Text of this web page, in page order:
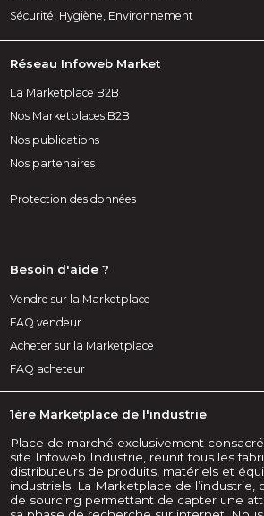
Sécurité, Hygiène, Environnement
Réseau Infoweb Market
La Marketplace B2B
Nos Marketplaces B2B
Nos publications
Nos partenaires
Protection des données
Besoin d'aide ?
Vendre sur la Marketplace
FAQ vendeur
Acheter sur la Marketplace
FAQ acheteur
1ère Marketplace de l'industrie
Place de marché exclusivement
site Infoweb Industrie, réunit tous les
distributeurs de produits, matériels et
industriels. La Marketplace de l’industrie,
de sourcing permettant de capter une